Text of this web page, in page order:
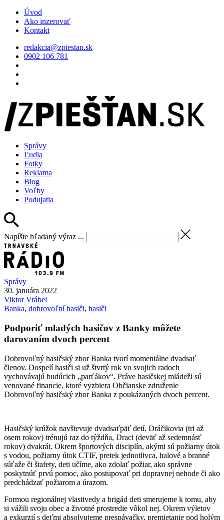
Úvod
Ako inzerovať
Kontakt
redakcia@zpiestan.sk
0902 106 781
Správy
Ľudia
Fotky
Reklama
Blog
Voľby
Podujatia
Napíšte hľadaný výraz ...
Správy
30. januára 2022
ViktorVrábel
Banka, dobrovoľní hasiči, hasiči
Podporiť mladých hasičov z Banky môžete
darovaním dvoch percent
Dobrovoľný hasičský zbor Banka tvorí momentálne dvadsať
členov. Dospelí hasiči si už štvrtý rok vo svojich radoch
vychovávajú budúcich „parťákov“. Práve hasičskej mládeži sú
venované financie, ktoré vyzbiera Občianske združenie
Dobrovoľný hasičský zbor Banka z poukázaných dvoch percent.
Hasičský krúžok navštevuje dvadsaťpäť detí. Dráčikovia (tri až
osem rokov) trénujú raz do týždňa, Draci (deväť až sedemnásť
rokov) dvakrát. Okrem športových disciplín, akými sú požiarny útok
s vodou, požiarny útok CTIF, pretek jednotlivca, halové a branné
súťaže či štafety, deti učíme, ako zdolať požiar, ako správne
poskytnúť prvú pomoc, ako postupovať pri dopravnej nehode či ako
predchádzať požiarom a úrazom.
Formou regionálnej vlastivedy a brigád deti smerujeme k tomu, aby
si vážili svoju obec a životné prostredie vôkol nej. Okrem výletov
a exkurzií s deťmi absolvujeme prespávačky, premietanie pod holým